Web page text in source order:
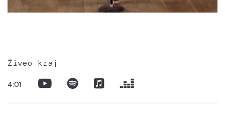
Živeo kraj
4:01